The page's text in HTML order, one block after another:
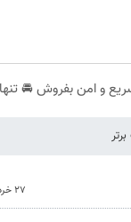
و امن بفروش 🚘 تنها
۲۷ خرداد ۱۴۰۵ - ۱۸:۰۹